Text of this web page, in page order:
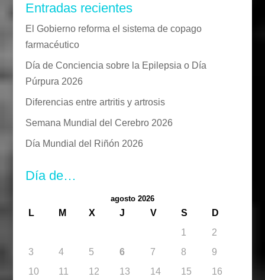
Entradas recientes
El Gobierno reforma el sistema de copago
farmacéutico
Día de Conciencia sobre la Epilepsia o Día
Púrpura 2026
Diferencias entre artritis y artrosis
Semana Mundial del Cerebro 2026
Día Mundial del Riñón 2026
Día de…
agosto 2026
L M X J V S
D
1
2
3
4 5 6 7 8
9
10
11 12 13 14 15
16